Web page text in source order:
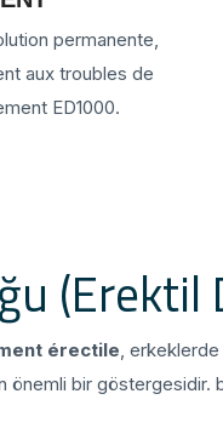
permanente,
aux troubles de
ED1000.
érectile,
önemli bir